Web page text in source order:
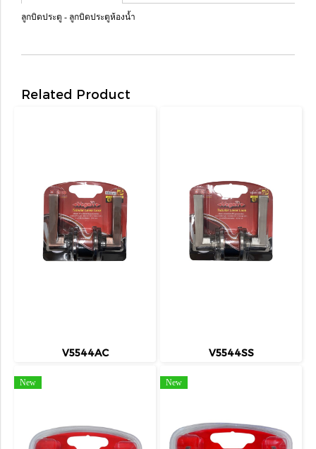
ลูกบิดประตู - ลูกบิดประตูห้องน้ำ
Related Product
V5544AC V5544SS
New New